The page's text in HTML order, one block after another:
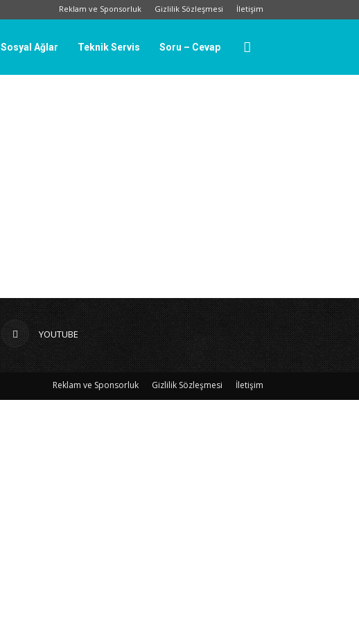
Reklam ve Sponsorluk Gizlilik Sözleşmesi İletişim
Sosyal Ağlar Teknik Servis Soru – Cevap
YOUTUBE
Reklam ve Sponsorluk Gizlilik Sözleşmesi İletişim